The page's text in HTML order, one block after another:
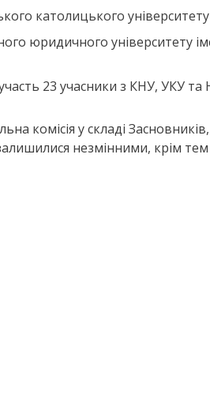
католицького університету
юридичного університету
23 учасники з КНУ, УКУ
комісія у складі
незмінними, крім тем